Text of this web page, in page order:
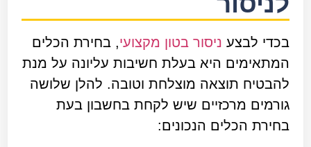
בכדי לבצע ניסור בטון מקצועי, בחירת הכלים
המתאימים היא בעלת חשיבות עליונה על מנת
להבטיח תוצאה מוצלחת וטובה. להלן שלושה
גורמים מרכזיים שיש לקחת בחשבון בעת
בחירת הכלים הנכונים: